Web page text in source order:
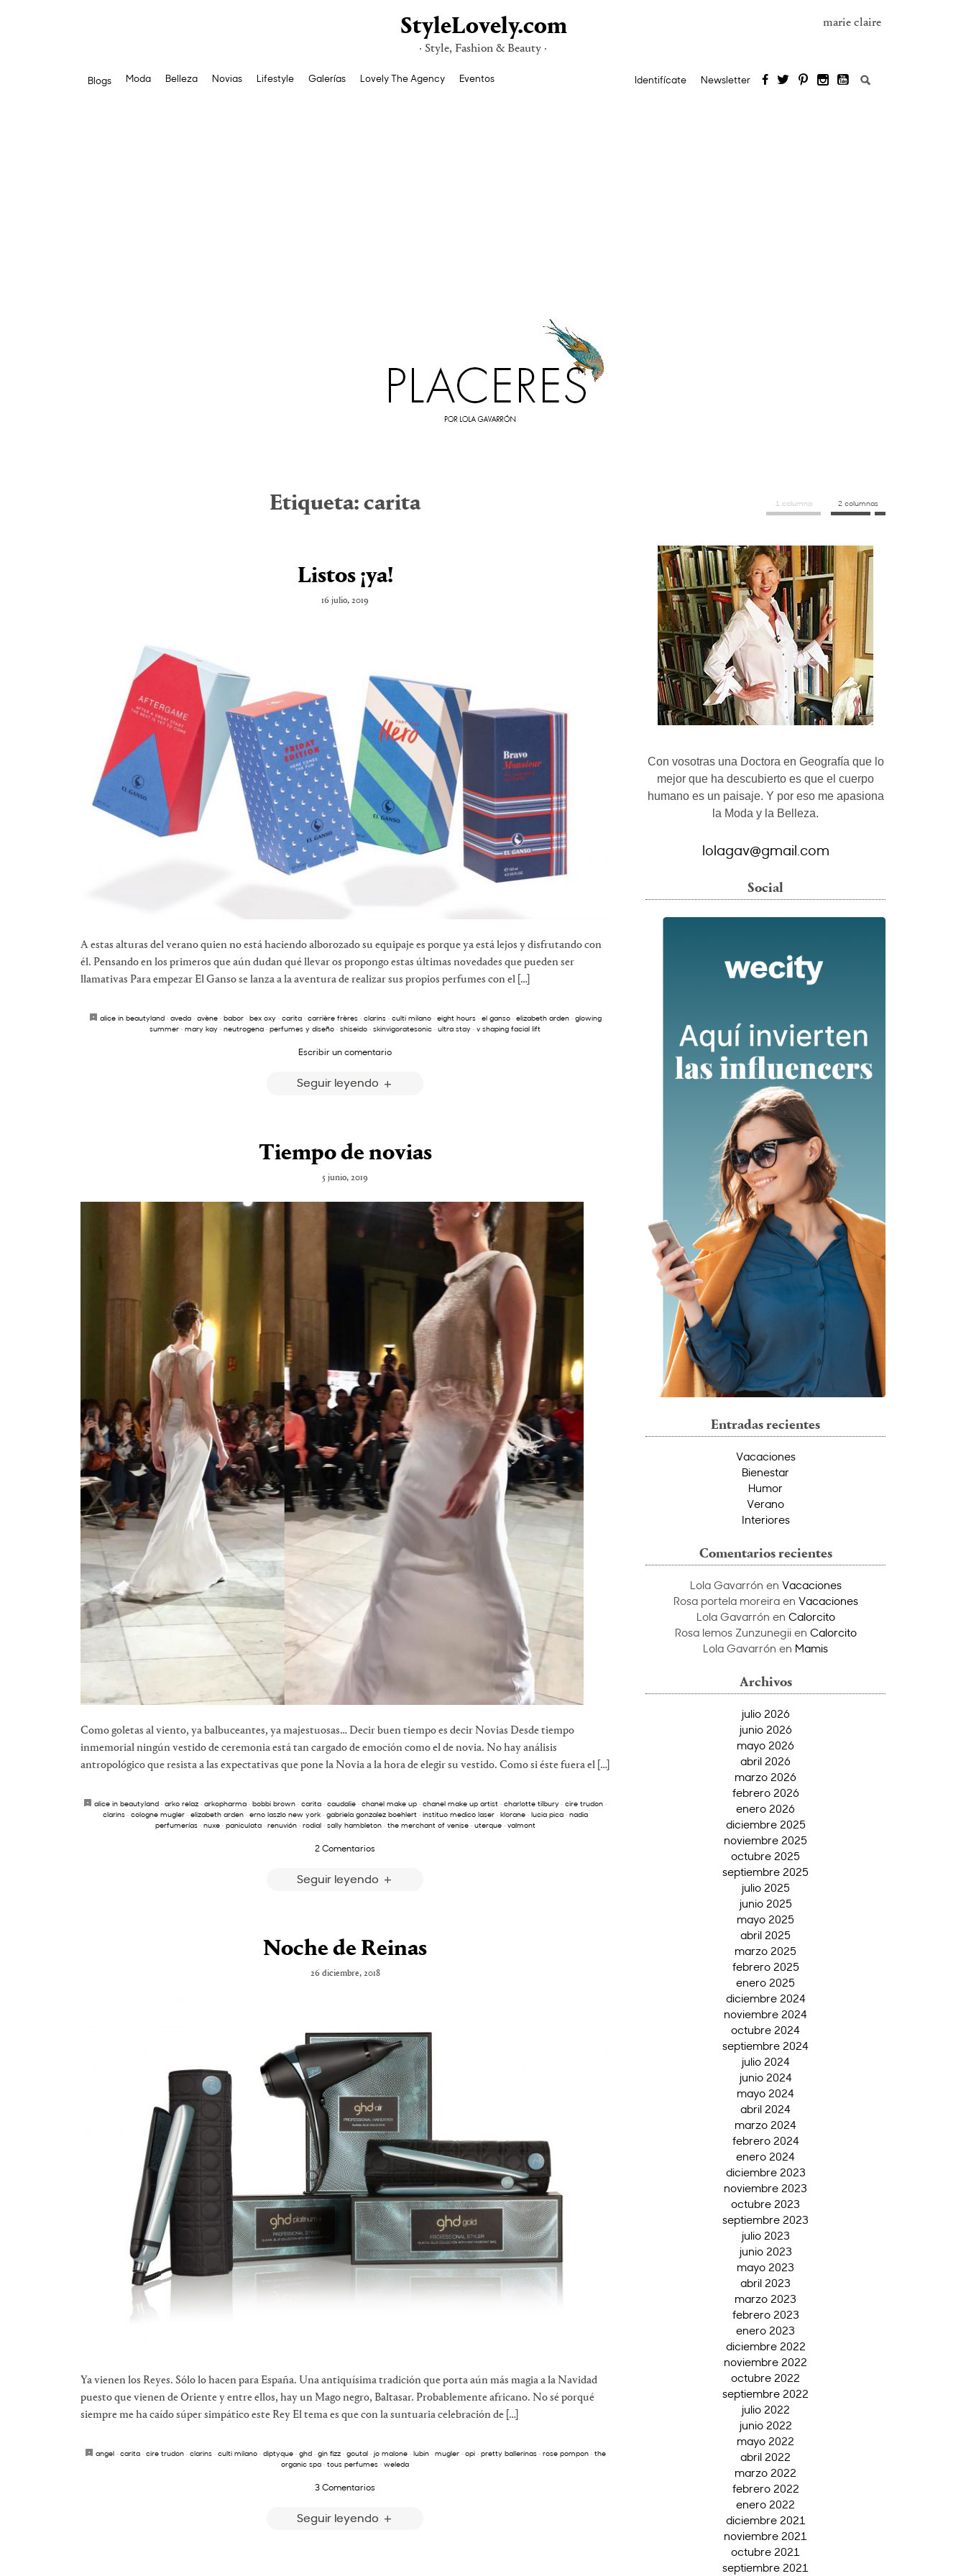
StyleLovely.com
· Style, Fashion & Beauty ·
marie claire
Blogs Moda Belleza Novias Lifestyle Galerías Lovely The Agency Eventos Identifícate Newsletter Buscar:
Etiqueta: carita
Listos ¡ya!
16 julio, 2019
A estas alturas del verano quien no está haciendo alborozado su equipaje es porque ya está lejos y disfrutando con
él. Pensando en los primeros que aún dudan qué llevar os propongo estas últimas novedades que pueden ser
llamativas Para empezar El Ganso se lanza a la aventura de realizar sus propios perfumes con el […]
alice in beautyland· aveda· avène· babor· bex oxy· carita· carrière frères· clarins· culti milano· eight hours· el ganso· elizabeth arden· glowing
summer · mary kay · neutrogena · perfumes y diseño · shiseido · skinvigoratesonic · ultra stay · v shaping facial lift
Escribir un comentario
Seguir leyendo
Tiempo de novias
5 junio, 2019
Como goletas al viento, ya balbuceantes, ya majestuosas… Decir buen tiempo es decir Novias Desde tiempo
inmemorial ningún vestido de ceremonia está tan cargado de emoción como el de novia. No hay análisis
antropológico que resista a las expectativas que pone la Novia a la hora de elegir su vestido. Como si éste fuera el […]
alice in beautyland · arko relaz · arkopharma · bobbi brown · carita · caudalie · chanel make up · chanel make up artist · charlotte tilbury · cire trudon ·
clarins· cologne mugler· elizabeth arden· erno laszlo new york· gabriela gonzalez boehlert· instituo medico laser· klorane· lucia pica· nadia
perfumerías· nuxe· paniculata· renuvión· rodial· sally hambleton· the merchant of venise· uterque· valmont
2 Comentarios
Seguir leyendo
Noche de Reinas
26 diciembre, 2018
Ya vienen los Reyes. Sólo lo hacen para España. Una antiquísima tradición que porta aún más magia a la Navidad
puesto que vienen de Oriente y entre ellos, hay un Mago negro, Baltasar. Probablemente africano. No sé porqué
siempre me ha caído súper simpático este Rey El tema es que con la suntuaria celebración de […]
angel· carita· cire trudon· clarins· culti milano· diptyque· ghd· gin fizz· goutal· jo malone· lubin· mugler· opi· pretty ballerinas· rose pompon· the
organic spa · tous perfumes · weleda
3 Comentarios
Seguir leyendo
1 columna 2 columnas
Con vosotras una Doctora en Geografía que lo
mejor que ha descubierto es que el cuerpo
humano es un paisaje. Y por eso me apasiona
la Moda y la Belleza.
lolagav@gmail.com
Social
Entradas recientes
Vacaciones
Bienestar
Humor
Verano
Interiores
Comentarios recientes
Lola Gavarrón en Vacaciones
Rosa portela moreiraen Vacaciones
Lola Gavarrón en Calorcito
Rosa lemos Zunzunegiien Calorcito
Lola Gavarrón en Mamis
Archivos
julio 2026
junio 2026
mayo 2026
abril 2026
marzo 2026
febrero 2026
enero 2026
diciembre 2025
noviembre 2025
octubre 2025
septiembre 2025
julio 2025
junio 2025
mayo 2025
abril 2025
marzo 2025
febrero 2025
enero 2025
diciembre 2024
noviembre 2024
octubre 2024
septiembre 2024
julio 2024
junio 2024
mayo 2024
abril 2024
marzo 2024
febrero 2024
enero 2024
diciembre 2023
noviembre 2023
octubre 2023
septiembre 2023
julio 2023
junio 2023
mayo 2023
abril 2023
marzo 2023
febrero 2023
enero 2023
diciembre 2022
noviembre 2022
octubre 2022
septiembre 2022
julio 2022
junio 2022
mayo 2022
abril 2022
marzo 2022
febrero 2022
enero 2022
diciembre 2021
noviembre 2021
octubre 2021
septiembre 2021